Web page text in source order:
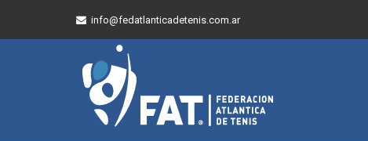
info@fedatlanticadetenis.com.ar